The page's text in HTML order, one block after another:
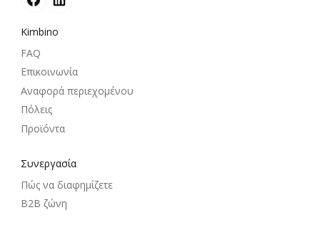
Kimbino
FAQ
Επικοινωνία
Αναφορά περιεχομένου
Πόλεις
Προϊόντα
Συνεργασία
Πώς να διαφημίζετε
B2B ζώνη